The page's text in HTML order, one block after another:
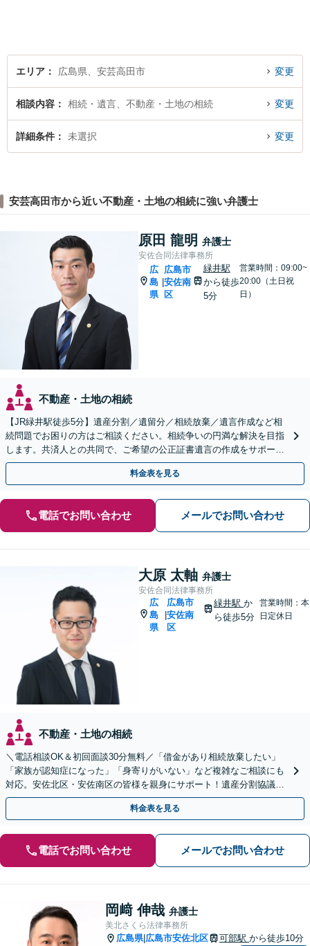
エリア 広島県、安芸高田市 変更
相談内容 相続・遺言、不動産・土地の相続 変更
詳細条件 未選択 変更
安芸高田市から近い不動産・土地の相続に強い弁護士
原田 龍明 弁護士
安佐合同法律事務所
広
島
県
広島市
安佐南
区
緑井駅
から徒歩
5分
営業時間：09:00~
20:00（土日祝
日）
不動産・土地の相続
【JR緑井駅徒歩5分】遺産分割／遺留分／相続放棄／遺言作成など相
続問題でお困りの方はご相談ください。相続争いの円満な解決を目指
します。共済人との共同で、ご希望の公正証書遺言の作成をサポート
【完全個室】
料金表を見る
電話でお問い合わせ メールでお問い合わせ
大原 太軸 弁護士
安佐合同法律事務所
広
島
県
|
広島市
安佐南
区
緑井駅 か
ら徒歩5分
営業時間：本
日定休日
不動産・土地の相続
＼電話相談OK＆初回面談30分無料／「借金があり相続放棄したい」
「家族が認知症になった」「身寄りがいない」など複雑なご相談にも
対応。安佐北区・安佐南区の皆様を親身にサポート！遺産分割協議や
調停、遺言書作成、成年後見申し立て【JR緑井駅5分】
料金表を見る
電話でお問い合わせ メールでお問い合わせ
岡﨑 伸哉 弁護士
美北さくら法律事務所
広島県| 広島市安佐北区 可部駅 から徒歩10分